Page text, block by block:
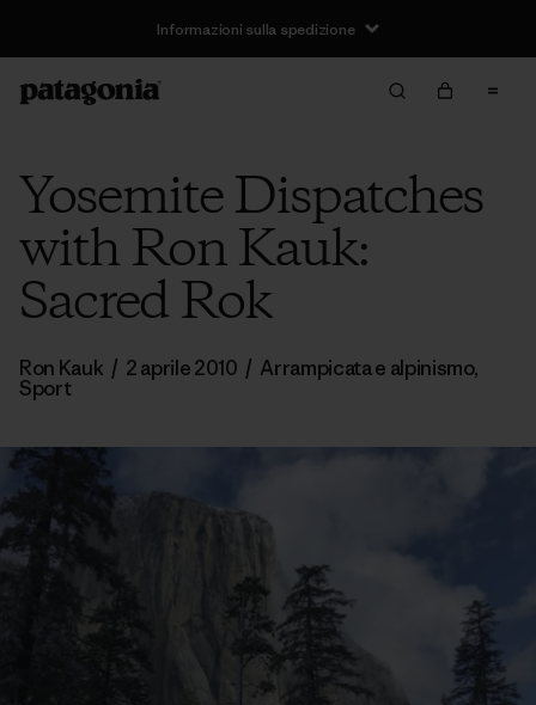
Informazioni sulla spedizione
Yosemite Dispatches
with Ron Kauk:
Sacred Rok
Ron Kauk / 2 aprile 2010 / Arrampicata e alpinismo,
Sport